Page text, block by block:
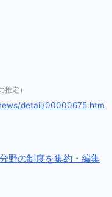
推定）
detail/00000675.htm
野の制度を集約・編集